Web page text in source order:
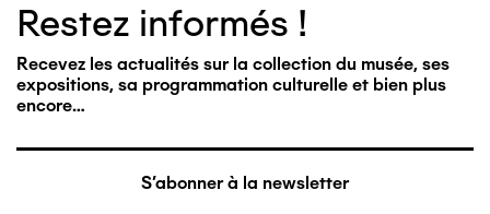
Restez informés !
Recevez les actualités sur la collection du musée, ses
expositions, sa programmation culturelle et bien plus
encore…
S'abonner à la newsletter